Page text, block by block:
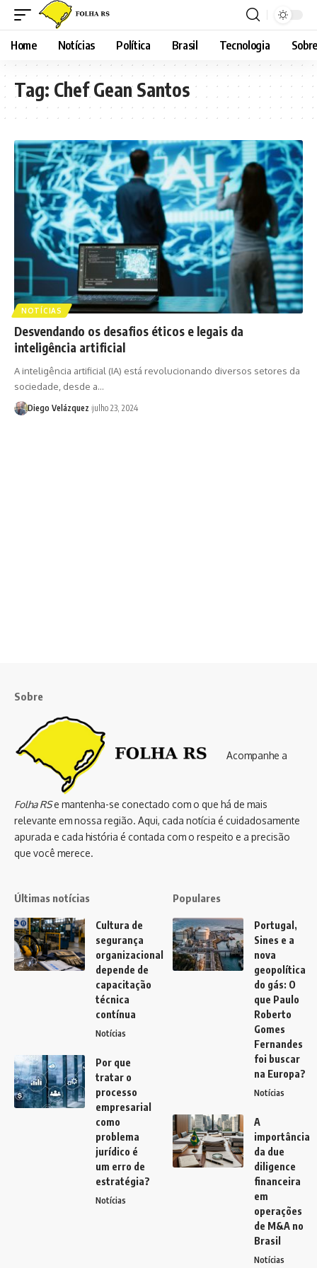
Home Notícias Política Brasil Tecnologia
Tag: Chef Gean Santos
NOTÍCIAS
Desvendando os desafios éticos e legais da
inteligência artificial
A inteligência artificial (IA) está revolucionando diversos setores da
sociedade, desde a…
Diego Velázquez julho 23, 2024
Sobre
Acompanhe a
Folha RSe mantenha-se conectado com o que há de mais
relevante em nossa região. Aqui, cada notícia é cuidadosamente
apurada e cada história é contada com o respeito e a precisão
que você merece.
Últimas notícias
Cultura de
segurança
organizacional
depende de
capacitação
técnica
contínua
Notícias
Por que
tratar o
processo
empresarial
como
problema
jurídico é
um erro de
estratégia?
Notícias
Populares
Portugal,
Sines e a
nova
geopolítica
do gás: O
que Paulo
Roberto
Gomes
Fernandes
foi buscar
na Europa?
Notícias
A
importância
da due
diligence
financeira
em
operações
de M&A no
Brasil
Notícias